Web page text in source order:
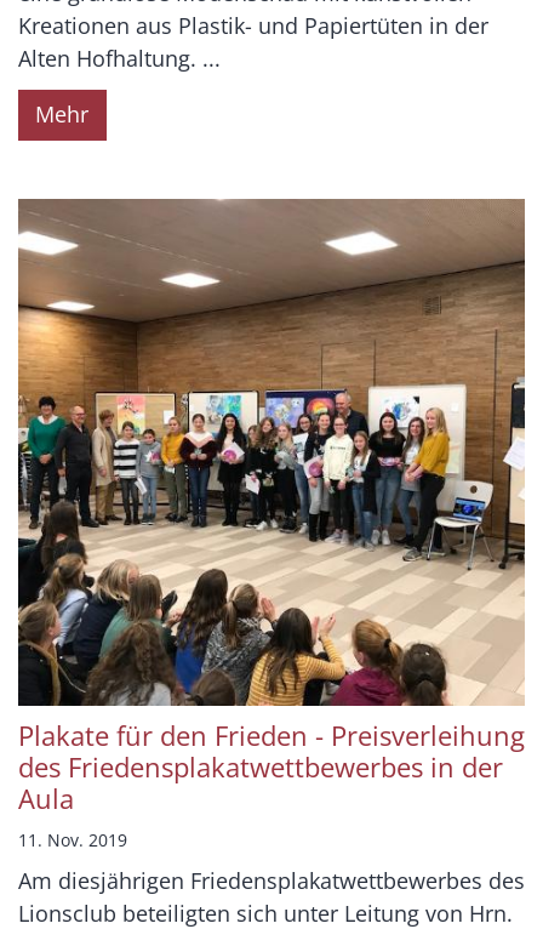
Kreationen aus Plastik- und Papiertüten in der
Alten Hofhaltung. ...
Mehr
Plakate für den Frieden - Preisverleihung
des Friedensplakatwettbewerbes in der
Aula
11. Nov. 2019
Am diesjährigen Friedensplakatwettbewerbes des
Lionsclub beteiligten sich unter Leitung von Hrn.